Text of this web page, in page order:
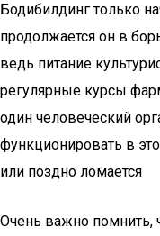
Бодибилдинг только
продолжается он в
ведь питание
регулярные курсы
один человеческий
функционировать в
или поздно ломается
Очень важно помнить,